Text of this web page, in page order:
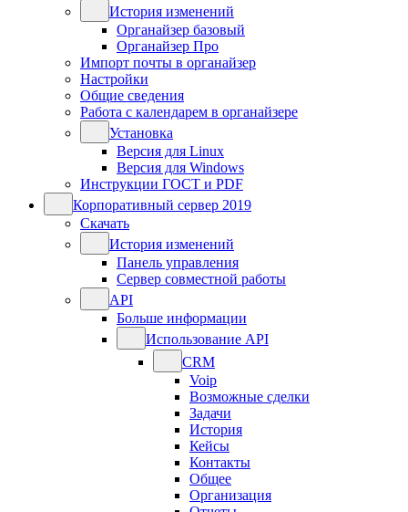
История изменений
Органайзер базовый
Органайзер Про
Импорт почты в органайзер
Настройки
Общие сведения
Работа с календарем в органайзере
Установка
Версия для Linux
Версия для Windows
Инструкции ГОСТ и PDF
Корпоративный сервер 2019
Скачать
История изменений
Панель управления
Сервер совместной работы
API
Больше информации
Использование API
CRM
Voip
Возможные сделки
Задачи
История
Кейсы
Контакты
Общее
Организация